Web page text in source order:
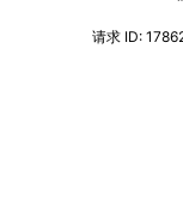
请求 ID: